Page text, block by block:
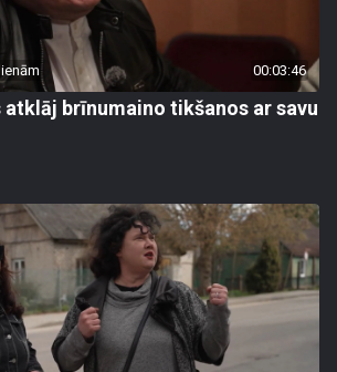
00:03:46
brīnumaino tikšanos ar savu